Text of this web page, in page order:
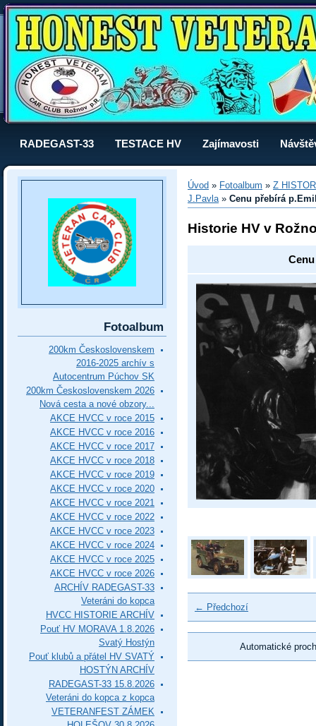
RADEGAST-33 TESTACE HV Zajímavosti
Úvod » Fotoalbum » Z
J.Pavla» Cenu přebírá
Historie HV v
← Předchozí
Automatické
Fotoalbum
200km Československem
2016-2025 archív s
Autocentrum Púchov SK
200km Československem 2026
Nová cesta a nové obzory...
AKCE HVCC v roce 2015
AKCE HVCC v roce 2016
AKCE HVCC v roce 2017
AKCE HVCC v roce 2018
AKCE HVCC v roce 2019
AKCE HVCC v roce 2020
AKCE HVCC v roce 2021
AKCE HVCC v roce 2022
AKCE HVCC v roce 2023
AKCE HVCC v roce 2024
AKCE HVCC v roce 2025
AKCE HVCC v roce 2026
ARCHÍV RADEGAST-33
Veteráni do kopca
HVCC HISTORIE ARCHÍV
Pouť HV MORAVA 1.8.2026
Svatý Hostýn
Pouť klubů a přátel HV SVATÝ
HOSTÝN ARCHÍV
RADEGAST-33 15.8.2026
Veteráni do kopca z kopca
VETERANFEST ZÁMEK